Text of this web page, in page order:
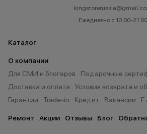
Ежедневно с 10:00-21:00
Каталог
О компании
Для СМИ и блогеров
Подарочные
Доставка и оплата
Условия возврата и
Гарантии
Trade-in Кредит Вакансии
Ремонт Акции Отзывы Блог